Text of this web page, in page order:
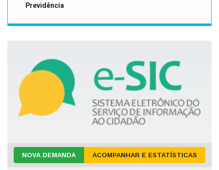
Previdência
NOVA DEMANDA ACOMPANHAR E ESTATÍSTICAS